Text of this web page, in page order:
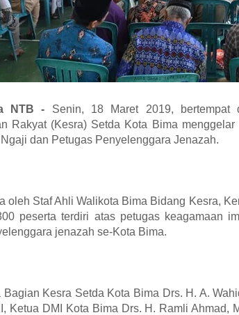
NTB - Senin, 18 Maret 2019,
Rakyat (Kesra) Setda Kota Bima
dan Petugas Penyelenggara Jenazah.
oleh Staf Ahli Walikota Bima Bidang Kesra,
peserta terdiri atas petugas keagamaan
jenazah se-Kota Bima.
Bagian Kesra Setda Kota Bima Drs. H. A.
Ketua DMI Kota Bima Drs. H. Ramli Ahmad,